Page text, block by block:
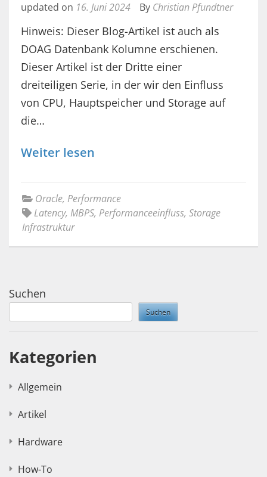
updated on 16. Juni 2024 By Christian Pfundtner
Hinweis: Dieser Blog-Artikel ist auch als
DOAG Datenbank Kolumne erschienen.
Dieser Artikel ist der Dritte einer
dreiteiligen Serie, in der wir den Einfluss
von CPU, Hauptspeicher und Storage auf
die…
Weiter lesen
Oracle, Performance
Latency, MBPS, Performanceeinfluss, Storage
Infrastruktur
Suchen
Suchen
Kategorien
Allgemein
Artikel
Hardware
How-To